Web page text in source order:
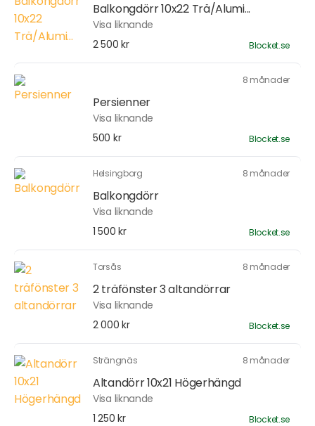
Balkongdörr 10x22 Trä/Alumi...
Visa liknande
2 500 kr
Blocket.se
8 månader
Persienner
Visa liknande
500 kr
Blocket.se
Helsingborg 8 månader
Balkongdörr
Visa liknande
1 500 kr
Blocket.se
Torsås 8 månader
2 träfönster 3 altandörrar
Visa liknande
2 000 kr
Blocket.se
Strängnäs 8 månader
Altandörr 10x21 Högerhängd
Visa liknande
1 250 kr
Blocket.se